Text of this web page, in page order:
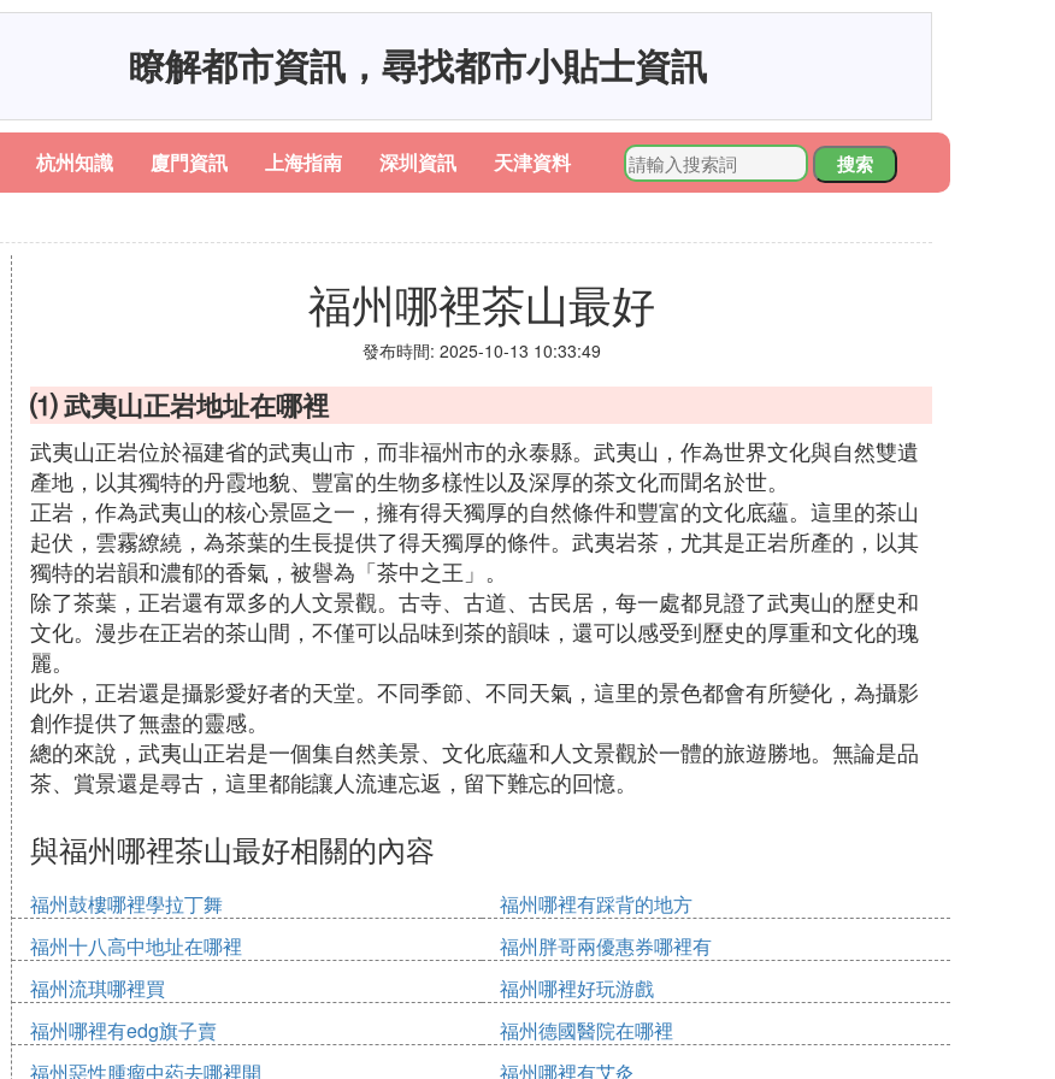
瞭解都市資訊，尋找都市小貼士資訊
杭州知識 廈門資訊 上海指南 深圳資訊 天津資料
搜索
福州哪裡茶山最好
發布時間: 2025-10-13 10:33:49
⑴ 武夷山正岩地址在哪裡
武夷山正岩位於福建省的武夷山市，而非福州市的永泰縣。武夷山，作為世界文化與自然雙遺
產地，以其獨特的丹霞地貌、豐富的生物多樣性以及深厚的茶文化而聞名於世。
正岩，作為武夷山的核心景區之一，擁有得天獨厚的自然條件和豐富的文化底蘊。這里的茶山
起伏，雲霧繚繞，為茶葉的生長提供了得天獨厚的條件。武夷岩茶，尤其是正岩所產的，以其
獨特的岩韻和濃郁的香氣，被譽為「茶中之王」。
除了茶葉，正岩還有眾多的人文景觀。古寺、古道、古民居，每一處都見證了武夷山的歷史和
文化。漫步在正岩的茶山間，不僅可以品味到茶的韻味，還可以感受到歷史的厚重和文化的瑰
麗。
此外，正岩還是攝影愛好者的天堂。不同季節、不同天氣，這里的景色都會有所變化，為攝影
創作提供了無盡的靈感。
總的來說，武夷山正岩是一個集自然美景、文化底蘊和人文景觀於一體的旅遊勝地。無論是品
茶、賞景還是尋古，這里都能讓人流連忘返，留下難忘的回憶。
與福州哪裡茶山最好相關的內容
福州鼓樓哪裡學拉丁舞
福州哪裡有踩背的地方
福州十八高中地址在哪裡
福州胖哥兩優惠券哪裡有
福州流琪哪裡買
福州哪裡好玩游戲
福州哪裡有edg旗子賣
福州德國醫院在哪裡
福州惡性腫瘤中葯去哪裡開
福州哪裡有艾灸